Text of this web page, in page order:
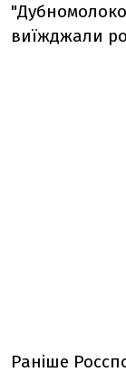
виїжджали
Раніше